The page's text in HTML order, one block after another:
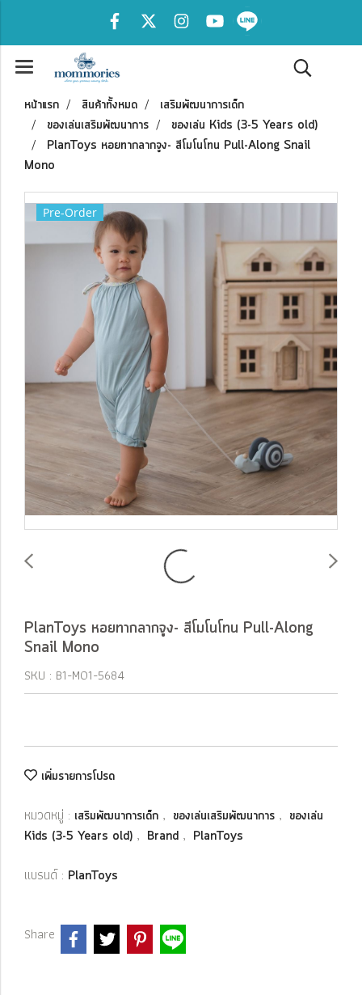
หน้าแรก สินค้าทั้งหมด
เสริมพัฒนาการเด็ก
ของเล่นเสริมพัฒนาการ
ของเล่น Kids (3-5 Years old)
PlanToys หอยทากลากจูง- สีโมโนโทน Pull-Along Snail
Mono
Pre-Order
PlanToys หอยทากลากจูง- สีโมโนโทน Pull-Along
Snail Mono
SKU : B1-M01-5684
เพิ่มรายการโปรด
หมวดหมู่ : เสริมพัฒนาการเด็ก , ของเล่นเสริมพัฒนาการ , ของเล่น
Kids (3-5 Years old) , Brand , PlanToys
แบรนด์ : PlanToys
Share